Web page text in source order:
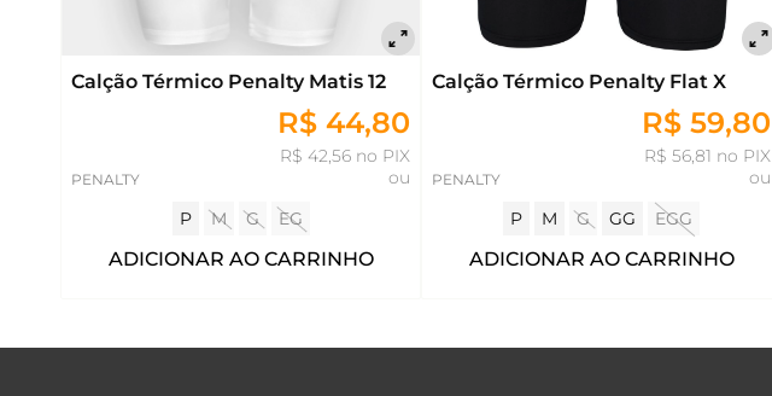
Calção Térmico Penalty Matis 12
R$ 44,80
R$ 42,56 no PIX
ou
PENALTY
P M G EG
ADICIONAR AO CARRINHO
Calção Térmico Penalty Flat X
R$ 59,80
R$ 56,81 no PIX
ou
PENALTY
P M G GG EGG
ADICIONAR AO CARRINHO